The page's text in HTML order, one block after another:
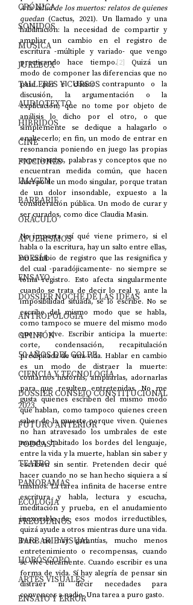
CRÓNICA
SONIDOS
MÚSICA
JUKEBOX
TALLERES Y CURSOS
AUDIOTEXTO
HÍBRIDOS
CINE
FICCIONES
IMAGEN
BARBARIE
ORÁCULO
AFUERISMOS
POESÍA
ENSAYO
DOSSIER NOCHE DE LAS IDEAS
ANTROPOLOGÍA
OPINIÓN
50 AÑOS DEL GOLPE
CIENCIA Y TECNOLOGÍA
DOSSIER CONSEJO CONSTITUCIONAL
2023
FUTURO ANTERIOR
PODCAST
TEATRO
PANORAMAS
ECOLOGÍA
FREUDIANOS
BARBARIE VISUAL
HORÓSCOPO
ARTES VISUALES
ENSAYO Y ERROR
A la salud de los muertos: relatos de quienes
quedan (Cactus, 2021). Un llamado y una
habilitación: la necesidad de compartir y
ampliar un cambio en el registro de
escritura -múltiple y variado- que vengo
practicando hace tiempo.[2] Quizá un
modo de componer las diferencias que no
pase por el clásico contrapunto o la
discusión, la argumentación o la
explicación, que no tome por objeto de
análisis lo dicho por el otro, o que
simplemente se dedique a halagarlo o
enaltecerlo; en fin, un modo de entrar en
resonancia poniendo en juego las propias
experiencias, palabras y conceptos que no
encuentran medida común, que hacen
cuerpo de un modo singular, porque tratan
de un dolor insondable, expuesto a la
consideración pública. Un modo de curar y
ser curados, como dice Claudia Masin.
No importa así qué viene primero, si el
habla o la escritura, hay un salto entre ellas,
un cambio de registro que las resignifica y
del cual -paradójicamente- no siempre se
toma registro. Esto afecta singularmente
cuando se trata de decir lo real y, ante la
imposibilidad situada, se lo escribe. No se
escribe del mismo modo que se habla,
como tampoco se muere del mismo modo
que se vive. Escribir anticipa la muerte:
corte, condensación, recapitulación
precipitada de una vida. Hablar en cambio
es un modo de distraer la muerte:
contarnos historias, ampliarlas, adornarlas
para que resulten entretenidas. No me
gusta quienes escriben del mismo modo
que hablan, como tampoco quienes creen
saber de la muerte porque viven. Quienes
no han atravesado los umbrales de este
mundo, habitado los bordes del lenguaje,
entre la vida y la muerte, hablan sin saber y
escriben sin sentir. Pretenden decir qué
hacer cuando no se han hecho siquiera a sí
mismos. La tarea infinita de hacerse entre
escritura y habla, lectura y escucha,
meditación y prueba, en el anudamiento
inexorable de esos modos irreductibles,
quizá ayude a otros mientras dure una vida.
Pero no hay garantías, mucho menos
entretenimiento o recompensas, cuando
se vive éticamente. Cuando escribir es una
forma de vida. Sí hay alegría de pensar sin
distraer ni decir necedades para
convencer a nadie. Una tarea a puro gasto.